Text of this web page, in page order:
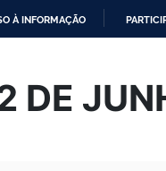
À INFORMAÇÃO
DE